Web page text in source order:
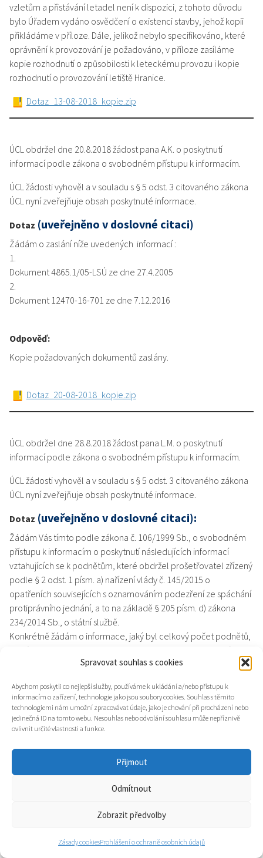
Spravovat souhlas s cookies
Abychom poskytli co nejlepší služby, používáme k ukládání a/nebo přístupu k
informacím o zařízení, technologie jako jsou soubory cookies. Souhlas s těmito
technologiemi nám umožní zpracovávat údaje, jako je chování při procházení nebo
jedinečná ID na tomto webu. Nesouhlas nebo odvolání souhlasu může nepříznivě
ovlivnit určité vlastnosti a funkce.
Přijmout
Odmítnout
Zobrazit předvolby
Zásady cookiesProhlášení o ochraně osobních údajů
vzletům a přistávání letadel není k dispozici, z tohoto důvodu
bylo Úřadem vydáno osvědčení o existenci stavby, jehož kopii
přikládáme v příloze. Dále, jelikož nebylo specifikováno, které
oprávnění k provozování je požadováno, v příloze zasíláme
kopie rozhodnutí o způsobilosti k leteckému provozu i kopie
rozhodnutí o provozování letiště Hranice.
Dotaz_13-08-2018_kopie.zip
ÚCL obdržel dne 20.8.2018 žádost pana A.K. o poskytnutí
informací podle zákona o svobodném přístupu k informacím.
ÚCL žádosti vyhověl a v souladu s § 5 odst. 3 citovaného zákona
ÚCL nyní zveřejňuje obsah poskytnuté informace.
Dotaz (uveřejněno v doslovné citaci)
Žádám o zaslání níže uvedených informací :
1.
Dokument 4865.1/05-LSÚ ze dne 27.4.2005
2.
Dokument 12470-16-701 ze dne 7.12.2016
Odpověď:
Kopie požadovaných dokumentů zaslány.
Dotaz_20-08-2018_kopie.zip
ÚCL obdržel dne 28.8.2018 žádost pana L.M. o poskytnutí
informací podle zákona o svobodném přístupu k informacím.
ÚCL žádosti vyhověl a v souladu s § 5 odst. 3 citovaného zákona
ÚCL nyní zveřejňuje obsah poskytnuté informace.
Dotaz (uveřejněno v doslovné citaci):
Žádám Vás tímto podle zákona č. 106/1999 Sb., o svobodném
přístupu k informacím o poskytnutí následujících informací
vztahujících se k podnětům, které obdržel prošetřovatel zřízený
podle § 2 odst. 1 písm. a) nařízení vlády č. 145/2015 o
opatřeních souvisejících s oznamováním podezření ze spáchání
protiprávního jednání, a to na základě § 205 písm. d) zákona
234/2014 Sb., o státní službě.
Konkrétně žádám o informace, jaký byl celkový počet podnětů,
který prošetřovatel obdržel v roce 2016 a 2017 s doplněním,
kolík z těchto podnětů bylo anonymních. Dále prosím o
podezření z protiprávního jednání potvrzeno. Závěrem prosím o
doplnění informace, u kolika podnětů byla věc podle § 7 odst. 2
uvedeného nařízení poskytnuta orgánům činným v trestním
řízení nebo správnímu orgánu k dalšímu řízení.
V případě, že prošetřovatel řešil zvlášť složité případy (doba
vyřízení přes 20 dnů), žádám tímto o stručný anonymizovaný
popis povahy protiprávního jednání.
Úřad v roce 2016 a 2017 neobdržel ani jeden podnět související